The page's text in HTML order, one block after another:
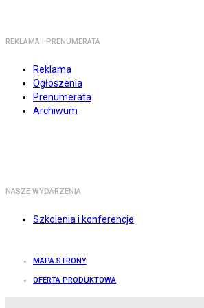
REKLAMA I PRENUMERATA
Reklama
Ogłoszenia
Prenumerata
Archiwum
NASZE WYDARZENIA
Szkolenia i konferencje
MAPA STRONY
OFERTA PRODUKTOWA